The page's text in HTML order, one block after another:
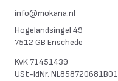
info@mokana.nl
Hogelandsingel 49
7512 GB Enschede
KvK71451439
USt-IdNr. NL858720681B01